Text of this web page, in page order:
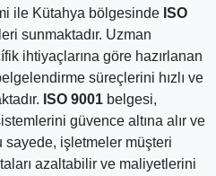
ile Kütahya bölgesinde ISO
sunmaktadır. Uzman
ihtiyaçlarına göre hazırlanan
süreçlerini hızlı ve
ISO 9001 belgesi,
güvence altına alır ve
işletmeler müşteri
azaltabilir ve maliyetlerini